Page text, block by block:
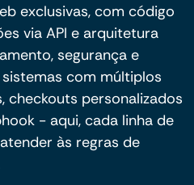
exclusivas, com código
via API e arquitetura
segurança e
com múltiplos
checkouts personalizados
- aqui, cada linha de
às regras de